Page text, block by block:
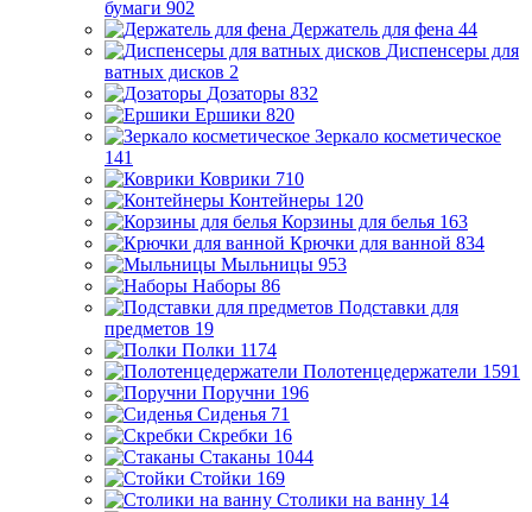
бумаги 902
Держатель для фена 44
Диспенсеры для
ватных дисков 2
Дозаторы 832
Ершики 820
Зеркало косметическое
141
Коврики 710
Контейнеры 120
Корзины для белья 163
Крючки для ванной 834
Мыльницы 953
Наборы 86
Подставки для
предметов 19
Полки 1174
Полотенцедержатели 1591
Поручни 196
Сиденья 71
Скребки 16
Стаканы 1044
Стойки 169
Столики на ванну 14